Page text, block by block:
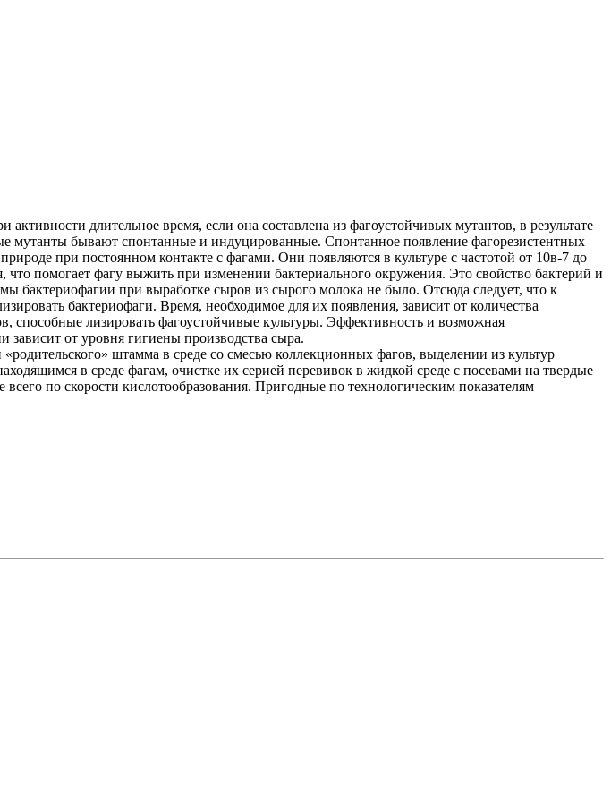
длительное время, если она составлена из фагоустойчивых мутантов, в результате
мутанты бывают спонтанные и индуцированные. Спонтанное появление фагорезистентных
при постоянном контакте с фагами. Они появляются в культуре с частотой от 10в-7 до
помогает фагу выжить при изменении бактериального окружения. Это свойство бактерий и
бактериофагии при выработке сыров из сырого молока не было. Отсюда следует, что к
бактериофаги. Время, необходимое для их появления, зависит от количества
способные лизировать фагоустойчивые культуры. Эффективность и возможная
от уровня гигиены производства сыра.
штамма в среде со смесью коллекционных фагов, выделении из культур
в среде фагам, очистке их серией перевивок в жидкой среде с посевами на твердые
по скорости кислотообразования. Пригодные по технологическим показателям